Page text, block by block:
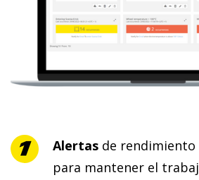
Alertas de rendimiento
para mantener el